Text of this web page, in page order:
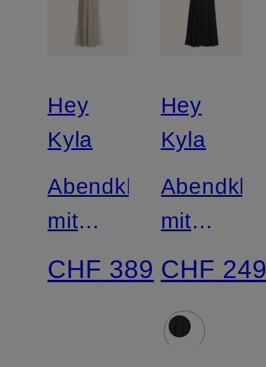
Hey
Kyla
Abendkleid
mit
Schmuckperlen
und
CHF 389
Hey
Kyla
mit
Pailetten
und
CHF